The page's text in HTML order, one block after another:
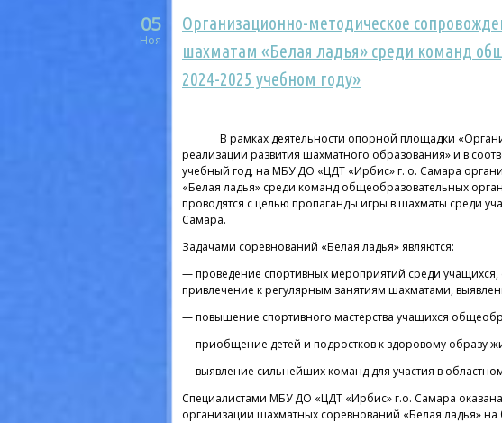
Организационно-методическое
шахматам «Белая ладья» среди команд
2024-2025 учебном году»
В рамках деятельности опорной площадки
реализации развития шахматного образования» и в
учебный год, на МБУ ДО «ЦДТ «Ирбис» г. о. Самара
«Белая ладья» среди команд общеобразовательных
проводятся с целью пропаганды игры в шахматы среди
Самара.
Задачами соревнований «Белая ладья» являются:
— проведение спортивных мероприятий среди учащихся,
привлечение к регулярным занятиям шахматами,
— повышение спортивного мастерства учащихся
— приобщение детей и подростков к здоровому образу
— выявление сильнейших команд для участия в
Специалистами МБУ ДО «ЦДТ «Ирбис» г.о. Самара
организации шахматных соревнований «Белая ладья»
05
Ноя